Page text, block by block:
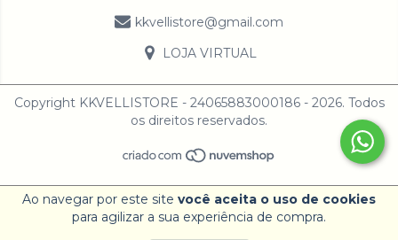
Ao navegar por este site você aceita o uso de cookies
para agilizar a sua experiência de compra.
kkvellistore@gmail.com
LOJA VIRTUAL
Copyright KKVELLISTORE - 24065883000186 - 2026. Todos
os direitos reservados.